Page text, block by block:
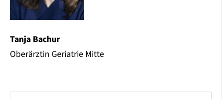
Tanja Bachur
Oberärztin Geriatrie Mitte